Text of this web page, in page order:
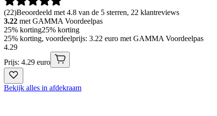
(22)Beoordeeld met 4.8 van de 5 sterren, 22 klantreviews
3.22 met GAMMA Voordeelpas
25% korting25% korting
25% korting, voordeelprijs: 3.22 euro met GAMMA Voordeelpas
4.29
Prijs: 4.29 euro
Bekijk alles in afdekraam